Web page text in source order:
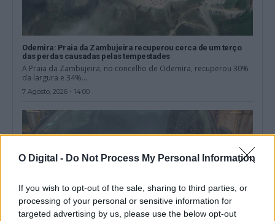
O Digital - Do Not Process My Personal Information
If you wish to opt-out of the sale, sharing to third parties, or
processing of your personal or sensitive information for
targeted advertising by us, please use the below opt-out
Odemira: Praia da Zambujeira recuperou cerca de um terço
das perdas causadas pelas tempestades
A Praia da Zambujeira, no concelho de Odemira, recuperou 30%
da largura e 34%...
7 Agosto, 2026 - 14:00